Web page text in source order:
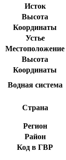
Исток
Высота
Координаты
Устье
Местоположение
Высота
Координаты
Водная система
Страна
Регион
Район
Код в ГВР